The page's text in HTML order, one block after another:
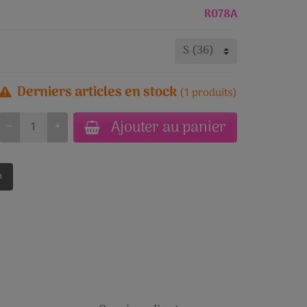
R078A
Derniers articles en stock (1 produits)
+
− Ajouter au panier